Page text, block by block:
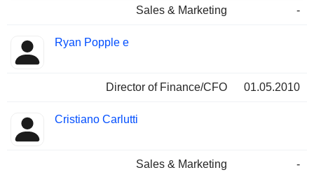
Sales & Marketing
-
Ryan Popple e
Director of Finance/CFO 01.05.2010
Cristiano Carlutti
Sales & Marketing -